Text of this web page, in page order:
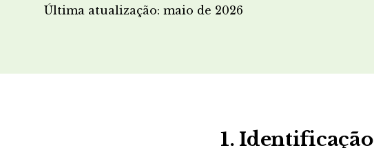
Última atualização: maio de 2026
1. Identificação